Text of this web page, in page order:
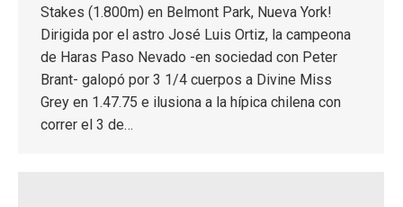
Stakes (1.800m) en Belmont Park, Nueva York!
Dirigida por el astro José Luis Ortiz, la campeona
de Haras Paso Nevado -en sociedad con Peter
Brant- galopó por 3 1/4 cuerpos a Divine Miss
Grey en 1.47.75 e ilusiona a la hípica chilena con
correr el 3 de…